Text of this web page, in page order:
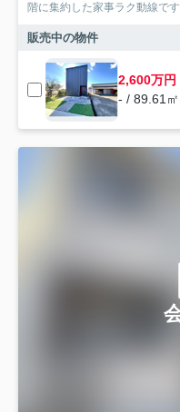
階に集約した家事ラク動線で
販売中の物件
2,600万円
- / 89.61